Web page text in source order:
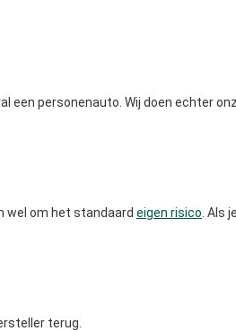
een personenauto. Wij doen echter
wel om het standaard eigen risico . Als
terug.